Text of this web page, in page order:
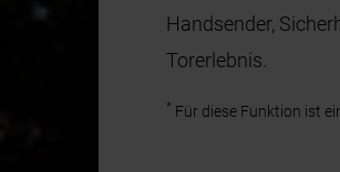
Handsender,
Torerlebnis.
* Für diese Funktion ist